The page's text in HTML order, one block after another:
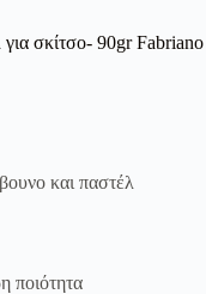
σκίτσο- 90gr Fabriano
και παστέλ
ποιότητα